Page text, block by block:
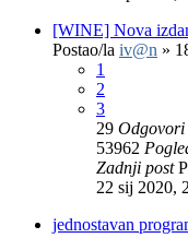
[WINE] Nova
Postao/la iv@n »
1
2
3
29 Odgovori
53962
Zadnji post
22 sij 2020,
jednostavan